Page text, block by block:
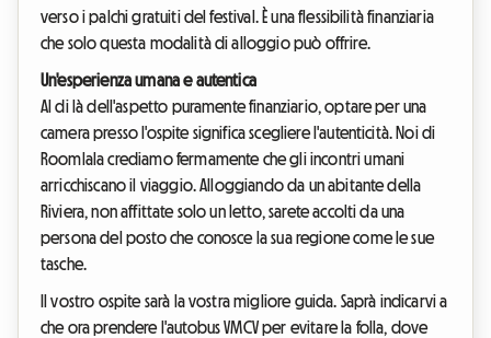
verso i palchi gratuiti del festival. È una flessibilità finanziaria
che solo questa modalità di alloggio può offrire.
Un'esperienza umana e autentica
Al di là dell'aspetto puramente finanziario, optare per una
camera presso l'ospite significa scegliere l'autenticità. Noi di
Roomlala crediamo fermamente che gli incontri umani
arricchiscano il viaggio. Alloggiando da un abitante della
Riviera, non affittate solo un letto, sarete accolti da una
persona del posto che conosce la sua regione come le sue
tasche.
Il vostro ospite sarà la vostra migliore guida. Saprà indicarvi a
che ora prendere l'autobus VMCV per evitare la folla, dove